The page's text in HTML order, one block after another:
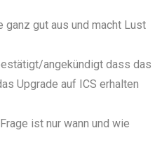
ganz gut aus und macht Lust
angekündigt dass das
Upgrade auf ICS erhalten
ist nur wann und wie